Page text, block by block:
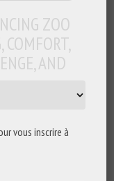
ZOO
AND
vous inscrire à